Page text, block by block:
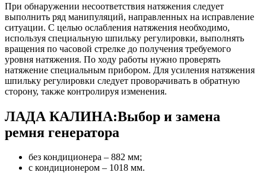
При обнаружении несоответствия натяжения следует
выполнить ряд манипуляций, направленных на исправление
ситуации. С целью ослабления натяжения необходимо,
используя специальную шпильку регулировки, выполнять
вращения по часовой стрелке до получения требуемого
уровня натяжения. По ходу работы нужно проверять
натяжение специальным прибором. Для усиления натяжения
шпильку регулировки следует проворачивать в обратную
сторону, также контролируя изменения.
ЛАДА КАЛИНА:Выбор и замена
ремня генератора
без кондиционера – 882 мм;
с кондиционером – 1018 мм.